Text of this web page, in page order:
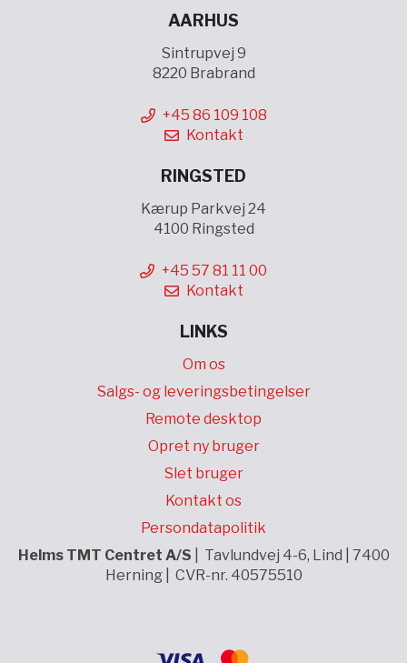
AARHUS
Sintrupvej 9
8220 Brabrand
+45 86 109 108
Kontakt
RINGSTED
Kærup Parkvej 24
4100 Ringsted
+45 57 81 11 00
Kontakt
LINKS
Om os
Salgs- og leveringsbetingelser
Remote desktop
Opret ny bruger
Slet bruger
Kontakt os
Persondatapolitik
Helms TMT Centret A/S | Tavlundvej 4-6, Lind | 7400
Herning | CVR-nr. 40575510